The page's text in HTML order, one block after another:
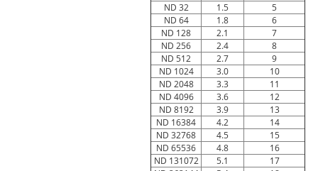
5
1.5
ND 32
6
1.8
ND 64
7
2.1
ND 128
8
2.4
ND 256
9
2.7
ND 512
10
3.0
ND 1024
11
3.3
ND 2048
12
3.6
ND 4096
13
3.9
ND 8192
14
4.2
ND 16384
15
4.5
ND 32768
16
4.8
ND 65536
17
5.1
ND 131072